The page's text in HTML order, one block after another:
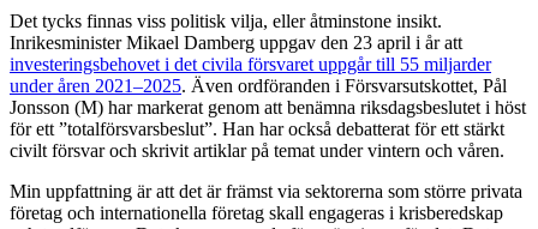
Det tycks finnas viss politisk vilja, eller åtminstone insikt.
Inrikesminister Mikael Damberg uppgav den 23 april i år att
investeringsbehovet i det civila försvaret uppgår till 55 miljarder
under åren 2021–2025. Även ordföranden i Försvarsutskottet, Pål
Jonsson (M) har markerat genom att benämna riksdagsbeslutet i höst
för ett ”totalförsvarsbeslut”. Han har också debatterat för ett stärkt
civilt försvar och skrivit artiklar på temat under vintern och våren.
Min uppfattning är att det är främst via sektorerna som större privata
företag och internationella företag skall engageras i krisberedskap